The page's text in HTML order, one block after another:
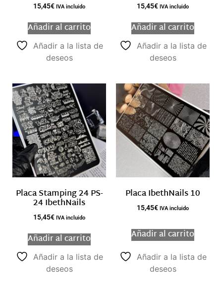
15,45€ IVA incluido
Añadir al carrito
Añadir a la lista de
deseos
15,45€ IVA incluido
Añadir al carrito
Añadir a la lista de
deseos
Placa Stamping 24 PS-
24 IbethNails
15,45€ IVA incluido
Añadir al carrito
Añadir a la lista de
deseos
Placa IbethNails 10
15,45€ IVA incluido
Añadir al carrito
Añadir a la lista de
deseos